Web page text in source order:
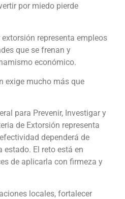
por miedo pierde
representa empleos
que se frenan y
económico.
exige mucho más que
para Prevenir, Investigar y
de Extorsión representa
dependerá de
El reto está en
de aplicarla con firmeza y
locales, fortalecer